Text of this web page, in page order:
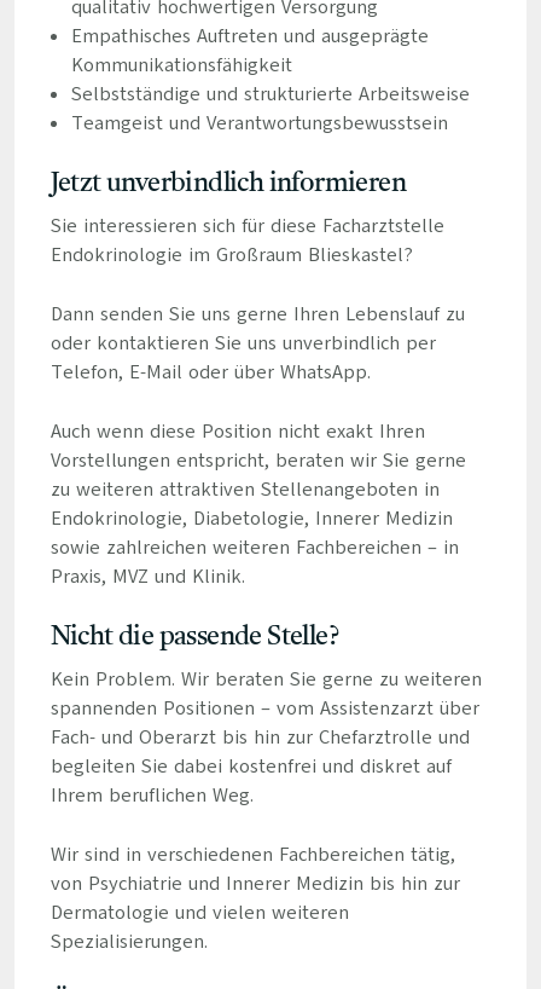
qualitativ hochwertigen Versorgung
Empathisches Auftreten und ausgeprägte
Kommunikationsfähigkeit
Selbstständige und strukturierte Arbeitsweise
Teamgeist und Verantwortungsbewusstsein
Jetzt unverbindlich informieren
Sie interessieren sich für diese Facharztstelle
Endokrinologie im Großraum Blieskastel?
Dann senden Sie uns gerne Ihren Lebenslauf zu
oder kontaktieren Sie uns unverbindlich per
Telefon, E-Mail oder über WhatsApp.
Auch wenn diese Position nicht exakt Ihren
Vorstellungen entspricht, beraten wir Sie gerne
zu weiteren attraktiven Stellenangeboten in
Endokrinologie, Diabetologie, Innerer Medizin
sowie zahlreichen weiteren Fachbereichen – in
Praxis, MVZ und Klinik.
Nicht die passende Stelle?
Kein Problem. Wir beraten Sie gerne zu weiteren
spannenden Positionen – vom Assistenzarzt über
Fach- und Oberarzt bis hin zur Chefarztrolle und
begleiten Sie dabei kostenfrei und diskret auf
Ihrem beruflichen Weg.
Wir sind in verschiedenen Fachbereichen tätig,
von Psychiatrie und Innerer Medizin bis hin zur
Dermatologie und vielen weiteren
Spezialisierungen.